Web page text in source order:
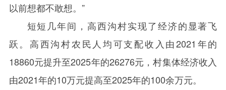
以前想都不敢想。”
短短几年间，高西沟村实现了经济的显著飞
跃。高西沟村农民人均可支配收入由2021 年的
18860元提升至2025年的26276元，村集体经济收入
由2021年的10万元提高至2025年的100余万元。